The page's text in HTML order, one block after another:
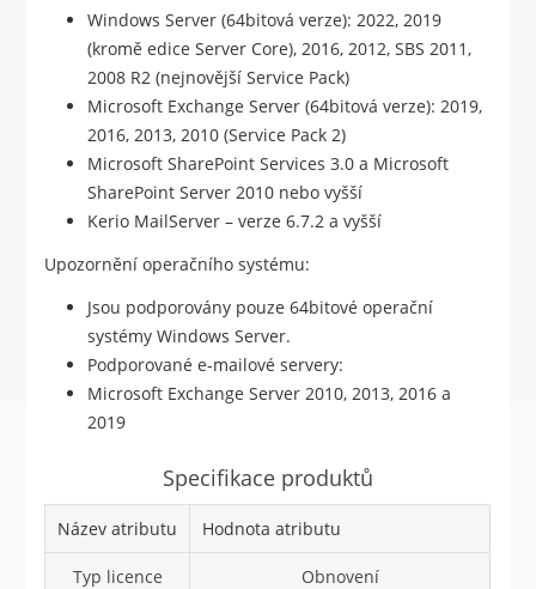
Windows Server (64bitová verze): 2022, 2019
(kromě edice Server Core), 2016, 2012, SBS 2011,
2008 R2 (nejnovější Service Pack)
Microsoft Exchange Server (64bitová verze): 2019,
2016, 2013, 2010 (Service Pack 2)
Microsoft SharePoint Services 3.0 a Microsoft
SharePoint Server 2010 nebo vyšší
Kerio MailServer – verze 6.7.2 a vyšší
Upozornění operačního systému:
Jsou podporovány pouze 64bitové operační
systémy Windows Server.
Podporované e-mailové servery:
Microsoft Exchange Server 2010, 2013, 2016 a
2019
Specifikace produktů
Název atributu Hodnota atributu
Typ licence Obnovení